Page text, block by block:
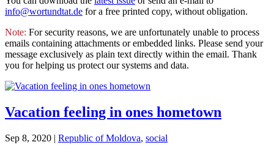
info@wortundtat.de for a free printed copy, without obligation.
Note: For security reasons, we are unfortunately unable to process
emails containing attachments or embedded links. Please send your
message exclusively as plain text directly within the email. Thank
you for helping us protect our systems and data.
Vacation feeling in ones hometown
Sep 8, 2020 | Republic of Moldova, social